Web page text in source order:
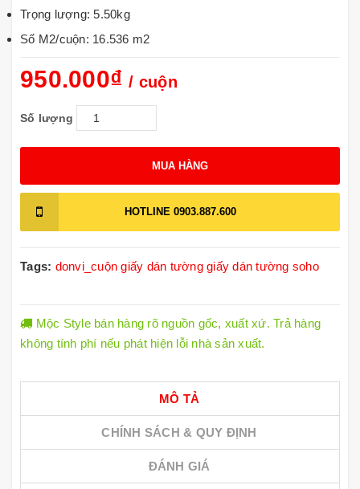
Trọng lượng: 5.50kg
Số M2/cuộn: 16.536 m2
950.000₫/ cuộn
Số lượng
MUA HÀNG
HOTLINE 0903.887.600
Tags: donvi_cuộn giấy dán tường giấy dán tường soho
Mộc Style bán hàng rõ nguồn gốc, xuất xứ. Trả hàng
không tính phí nếu phát hiện lỗi nhà sản xuất.
MÔ TẢ
CHÍNH SÁCH & QUY ĐỊNH
ĐÁNH GIÁ